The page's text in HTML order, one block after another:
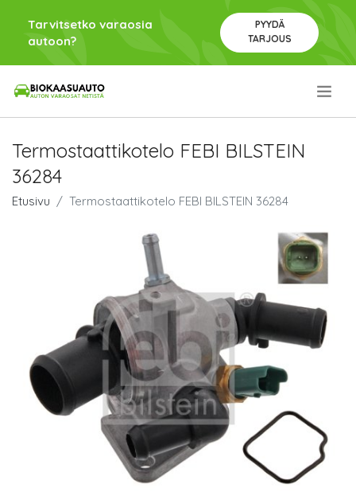
Tarvitsetko varaosia
autoon?
PYYDÄ
TARJOUS
Termostaattikotelo FEBI BILSTEIN
36284
Etusivu Termostaattikotelo FEBI BILSTEIN 36284